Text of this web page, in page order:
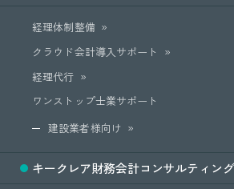
経理体制整備
クラウド会計導入サポート
経理代行
ワンストップ士業サポート
建設業者様向け
キークレア財務会計コンサルティング